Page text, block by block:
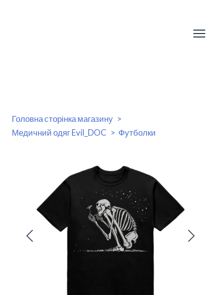
Головна сторінка магазину
Медичний одяг Evil_DOC
Футболки